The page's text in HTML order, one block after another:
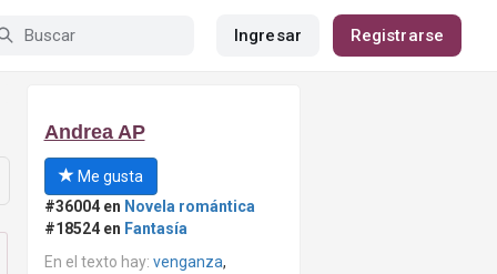
Ingresar Registrarse
Andrea AP
Me gusta
#36004 en Novela romántica
#18524 en Fantasía
En el texto hay: venganza,